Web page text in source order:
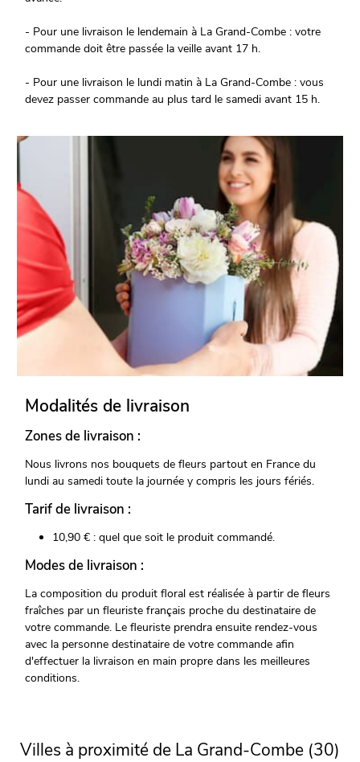
- Pour une livraison le lendemain à La Grand-Combe : votre
commande doit être passée la veille avant 17 h.
- Pour une livraison le lundi matin à La Grand-Combe : vous
devez passer commande au plus tard le samedi avant 15 h.
Modalités de livraison
Zones de livraison :
Nous livrons nos bouquets de fleurs partout en France du
lundi au samedi toute la journée y compris les jours fériés.
Tarif de livraison :
10,90 € : quel que soit le produit commandé.
Modes de livraison :
La composition du produit floral est réalisée à partir de fleurs
fraîches par un fleuriste français proche du destinataire de
votre commande. Le fleuriste prendra ensuite rendez-vous
avec la personne destinataire de votre commande afin
d'effectuer la livraison en main propre dans les meilleures
conditions.
Villes à proximité de La Grand-Combe (30)